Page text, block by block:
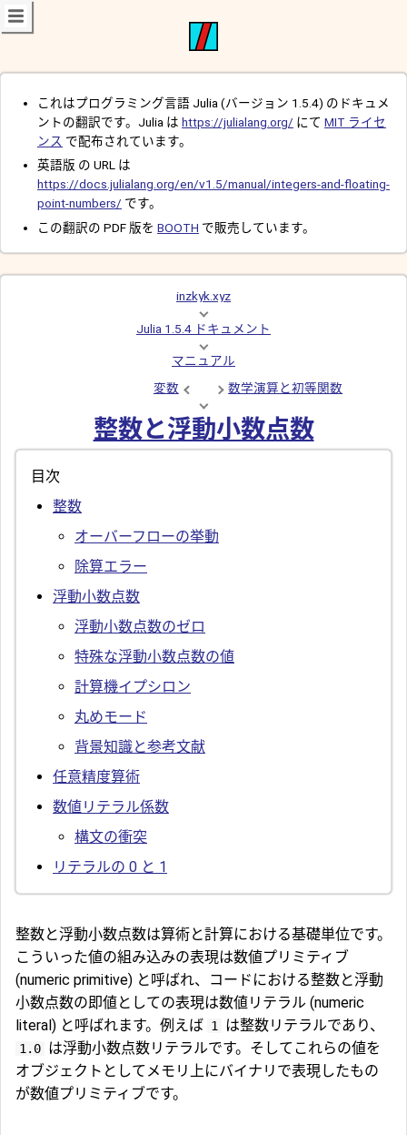
これはプログラミング言語 Julia (バージョン 1.5.4) のドキュメ
ントの翻訳です。Julia は https://julialang.org/ にて MIT ライセ
ンス で配布されています。
英語版 の URL は
https://docs.julialang.org/en/v1.5/manual/integers-and-floating-
point-numbers/ です。
この翻訳の PDF 版を BOOTH で販売しています。
inzkyk.xyz
Julia 1.5.4 ドキュメント
マニュアル
変数
数学演算と初等関数
整数と浮動小数点数
目次
整数
オーバーフローの挙動
除算エラー
浮動小数点数
浮動小数点数のゼロ
特殊な浮動小数点数の値
計算機イプシロン
丸めモード
背景知識と参考文献
任意精度算術
数値リテラル係数
構文の衝突
リテラルの 0 と 1
整数と浮動小数点数は算術と計算における基礎単位です。
こういった値の組み込みの表現は数値プリミティブ
(numeric primitive) と呼ばれ、コードにおける整数と浮動
小数点数の即値としての表現は数値リテラル (numeric
literal) と呼ばれます。例えば 1 は整数リテラルであり、
1.0 は浮動小数点数リテラルです。そしてこれらの値を
オブジェクトとしてメモリ上にバイナリで表現したもの
が数値プリミティブです。